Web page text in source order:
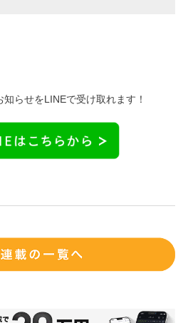
らせをLINEで受け取れます！